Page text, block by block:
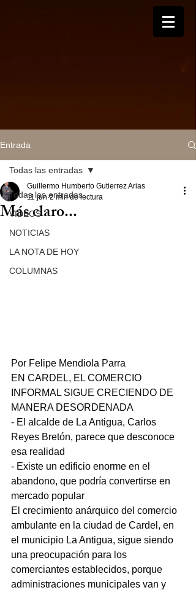
Entrada
Todas las entradas
VIDEOS
NOTICIAS
LA NOTA DE HOY
COLUMNAS
Todas las entradas
Más claro...
Guillermo Humberto Gutierrez Arias
11 jun 2 min de lectura
Por Felipe Mendiola Parra
EN CARDEL, EL COMERCIO
INFORMAL SIGUE CRECIENDO DE
MANERA DESORDENADA
- El alcalde de La Antigua, Carlos
Reyes Bretón, parece que desconoce
esa realidad
- Existe un edificio enorme en el
abandono, que podría convertirse en
mercado popular
El crecimiento anárquico del comercio
ambulante en la ciudad de Cardel, en
el municipio La Antigua, sigue siendo
una preocupación para los
comerciantes establecidos, porque
administraciones municipales van y